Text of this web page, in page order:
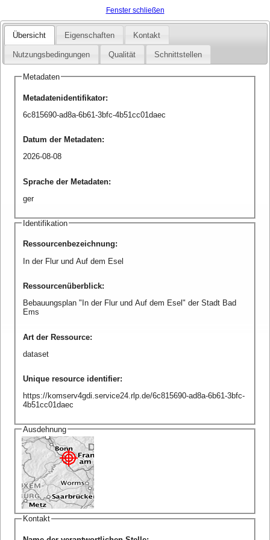
Fenster schließen
Übersicht Eigenschaften Kontakt
Nutzungsbedingungen Qualität Schnittstellen
Metadaten
Metadatenidentifikator:
6c815690-ad8a-6b61-3bfc-4b51cc01daec
Datum der Metadaten:
2026-08-08
Sprache der Metadaten:
ger
Identifikation
Ressourcenbezeichnung:
In der Flur und Auf dem Esel
Ressourcenüberblick:
Bebauungsplan "In der Flur und Auf dem Esel" der Stadt Bad
Ems
Art der Ressource:
dataset
Unique resource identifier:
https://komserv4gdi.service24.rlp.de/6c815690-ad8a-6b61-3bfc-
4b51cc01daec
Ausdehnung
Kontakt